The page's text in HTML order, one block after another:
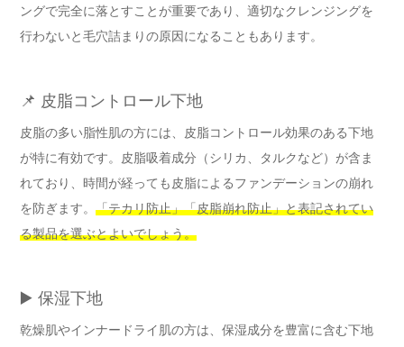
ングで完全に落とすことが重要であり、適切なクレンジングを
行わないと毛穴詰まりの原因になることもあります。
📌 皮脂コントロール下地
皮脂の多い脂性肌の方には、皮脂コントロール効果のある下地
が特に有効です。皮脂吸着成分（シリカ、タルクなど）が含ま
れており、時間が経っても皮脂によるファンデーションの崩れ
を防ぎます。 「テカリ防止」「皮脂崩れ防止」と表記されてい
る製品を選ぶとよいでしょう。
▶️ 保湿下地
乾燥肌やインナードライ肌の方は、保湿成分を豊富に含む下地